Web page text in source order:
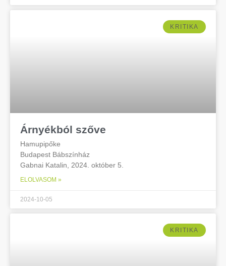
KRITIKA
Árnyékból szőve
Hamupipőke
Budapest Bábszínház
Gabnai Katalin, 2024. október 5.
ELOLVASOM »
2024-10-05
KRITIKA